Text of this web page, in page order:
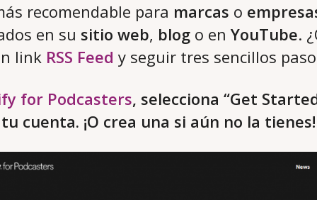
recomendable para marcas o
en su sitio web, blog o en YouTube.
link RSS Feed y seguir tres sencillos
for Podcasters, selecciona “Get
tu cuenta. ¡O crea una si aún no la tienes!